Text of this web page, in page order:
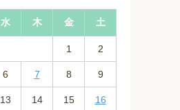
水 木 金 土
1 2
6 7 8 9
13 14 15 16